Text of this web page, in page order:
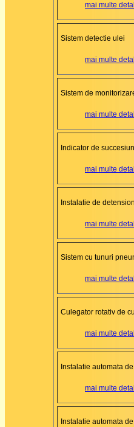
mai multe
Sistem detectie ulei
mai multe
Sistem de
mai multe
Indicator de
mai multe
Instalatie de
mai multe
Sistem cu tunuri
mai multe
Culegator rotativ de
mai multe
Instalatie automata
mai multe
Instalatie automata